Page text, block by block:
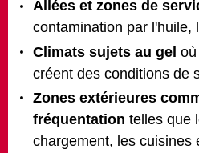
Allées et zones de
contamination par l'huile,
Climats sujets au gel
créent des conditions de
Zones extérieures
fréquentation telles que
chargement, les cuisines